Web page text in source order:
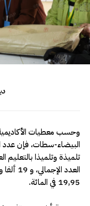
وحسب معطيات الأكاديمية
19,95 في المائة.